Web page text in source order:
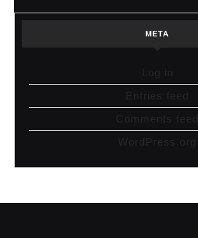
META
Log in
Entries feed
Comments feed
WordPress.org